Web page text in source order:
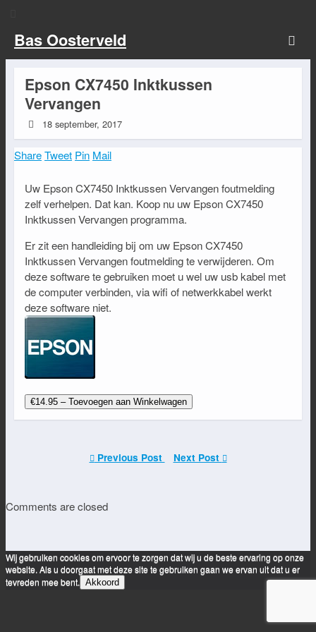
Bas Oosterveld
Epson CX7450 Inktkussen
Vervangen
18 september, 2017
ShareTweet Pin Mail
Uw Epson CX7450 Inktkussen Vervangen foutmelding
zelf verhelpen. Dat kan. Koop nu uw Epson CX7450
Inktkussen Vervangen programma.
Er zit een handleiding bij om uw Epson CX7450
Inktkussen Vervangen foutmelding te verwijderen. Om
deze software te gebruiken moet u wel uw usb kabel met
de computer verbinden, via wifi of netwerkkabel werkt
deze software niet.
€14.95 – Toevoegen aan Winkelwagen
Previous Post Next Post
Comments are closed
Wij gebruiken cookies om ervoor te zorgen dat wij u de beste ervaring op onze
website. Als u doorgaat met deze site te gebruiken gaan we ervan uit dat u er
tevreden mee bent. Akkoord